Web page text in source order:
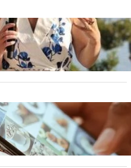
Eugenie la Lisabona: O
semnificație pentru familia
pentru Telefoane:
și Viitorul Tehnologiei